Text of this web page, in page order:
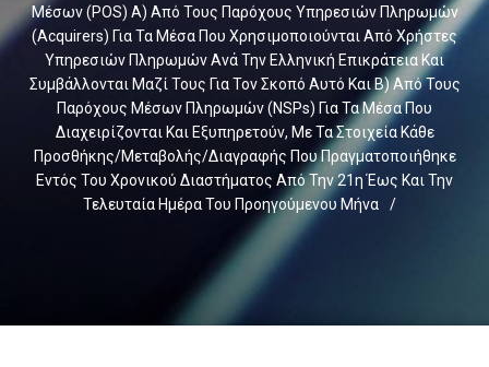
Μέσων (POS) Α) Από Τους Παρόχους Υπηρεσιών Πληρωμών
(Acquirers) Για Τα Μέσα Που Χρησιμοποιούνται Από Χρήστες
Υπηρεσιών Πληρωμών Ανά Την Ελληνική Επικράτεια Και
Συμβάλλονται Μαζί Τους Για Τον Σκοπό Αυτό Και Β) Από Τους
Παρόχους Μέσων Πληρωμών (NSPs) Για Τα Μέσα Που
Διαχειρίζονται Και Εξυπηρετούν, Με Τα Στοιχεία Κάθε
Προσθήκης/μεταβολής/διαγραφής Που Πραγματοποιήθηκε
Εντός Του Χρονικού Διαστήματος Από Την 21η Έως Και Την
Τελευταία Ημέρα Του Προηγούμενου Μήνα
/